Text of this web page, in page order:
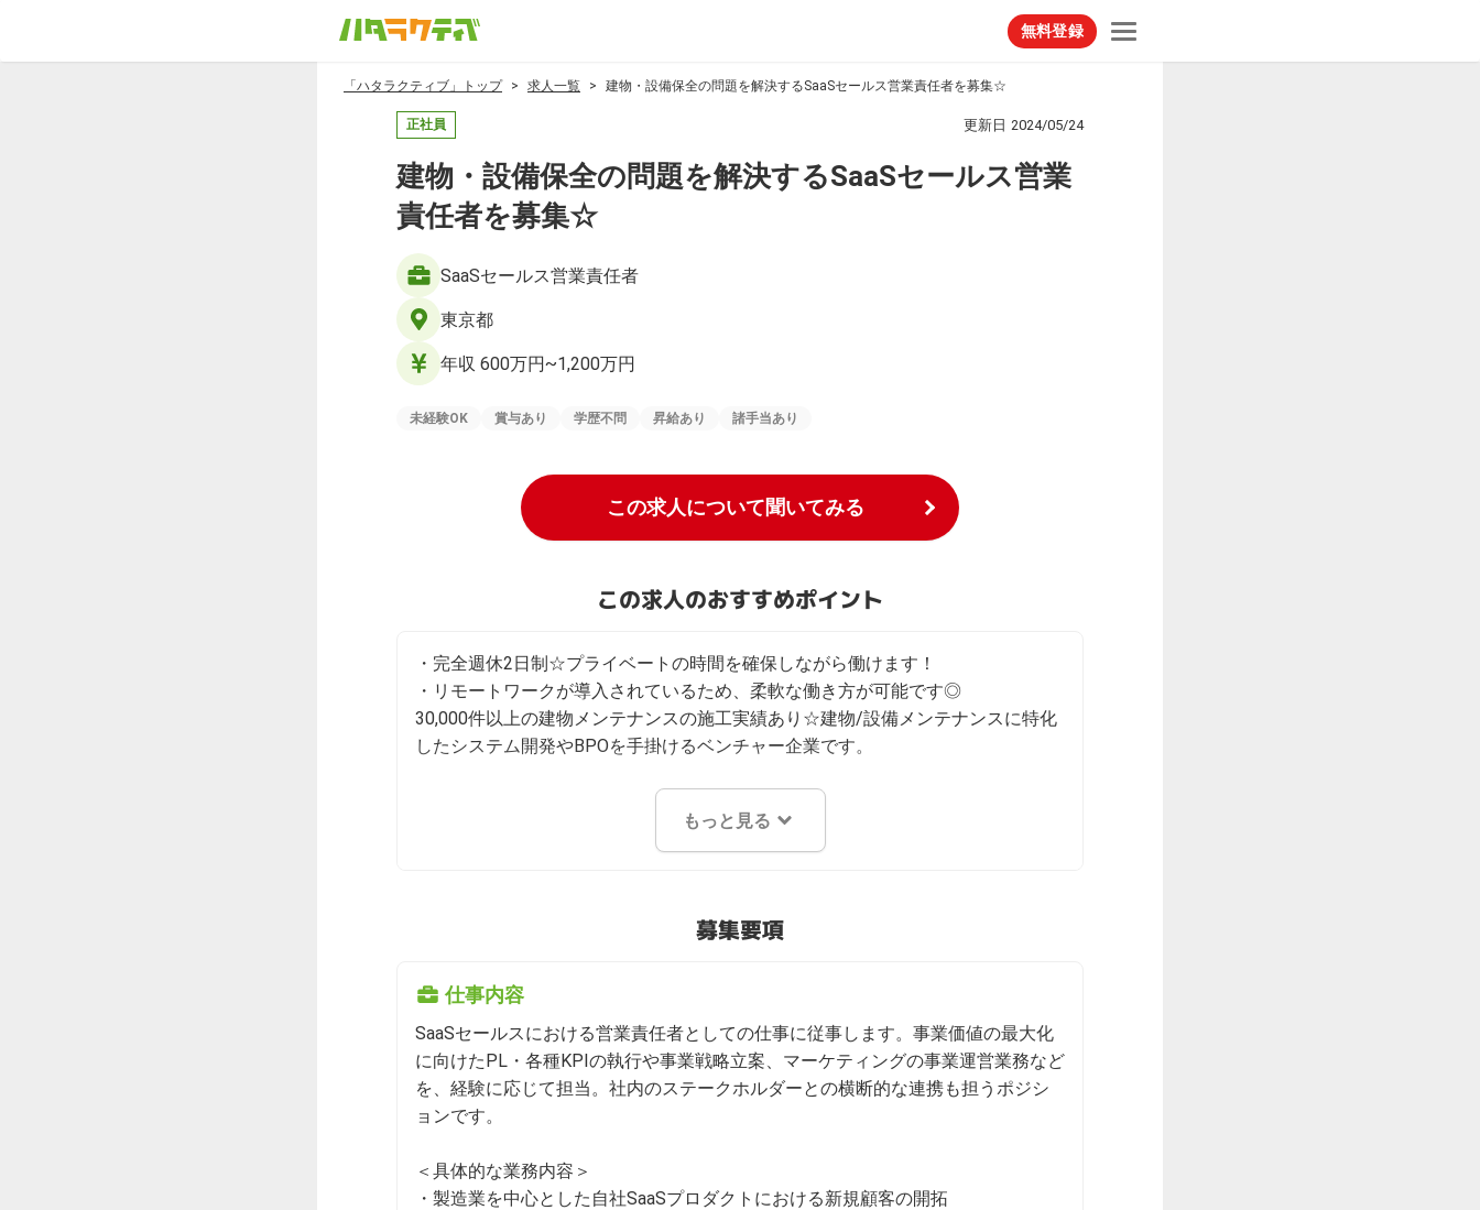
無料登録
「ハタラクティブ」トップ 求人一覧 建物・設備保全の問題を解決するSaaSセールス営業責任者を募集☆
正社員 更新日 2024/05/24
建物・設備保全の問題を解決するSaaSセールス営業
責任者を募集☆
SaaSセールス営業責任者
東京都
年収 600万円~1,200万円
未経験OK 賞与あり 学歴不問 昇給あり 諸手当あり
この求人について聞いてみる
この求人のおすすめポイント
・完全週休2日制☆プライベートの時間を確保しながら働けます！
・リモートワークが導入されているため、柔軟な働き方が可能です◎
30,000件以上の建物メンテナンスの施工実績あり☆建物/設備メンテナンスに特化
したシステム開発やBPOを手掛けるベンチャー企業です。
もっと見る
募集要項
仕事内容
SaaSセールスにおける営業責任者としての仕事に従事します。事業価値の最大化
に向けたPL・各種KPIの執行や事業戦略立案、マーケティングの事業運営業務など
を、経験に応じて担当。社内のステークホルダーとの横断的な連携も担うポジシ
ョンです。
＜具体的な業務内容＞
・製造業を中心とした自社SaaSプロダクトにおける新規顧客の開拓